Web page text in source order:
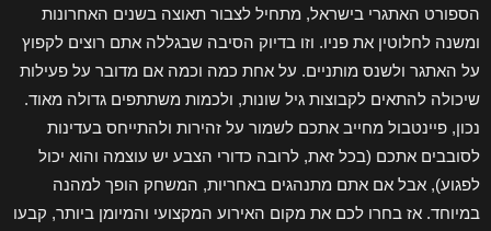
הספורט האתגרי בישראל, מתחיל לצבור תאוצה בשנים האחרונות
ומשנה לחלוטין את פניו. וזו בדיוק הסיבה שבגללה אתם רוצים לקפוץ
על האתגר ולשנס מותניים. על אחת כמה וכמה אם מדובר על פעילות
שיכולה להתאים לקבוצות גיל שונות, ולכמות משתתפים גדולה מאוד.
נכון, פיינטבול מחייב אתכם לשמור על זהירות ולהתייחס בעדינות
לסובבים אתכם (בכל זאת, לרובה כדורי הצבע יש עוצמה והוא יכול
לפגוע), אבל אם אתם מתנהגים באחריות, המשחק הופך למהנה
במיוחד. אז בחרו לכם את מקום האירוע המקצועי והמיומן ביותר, קבעו